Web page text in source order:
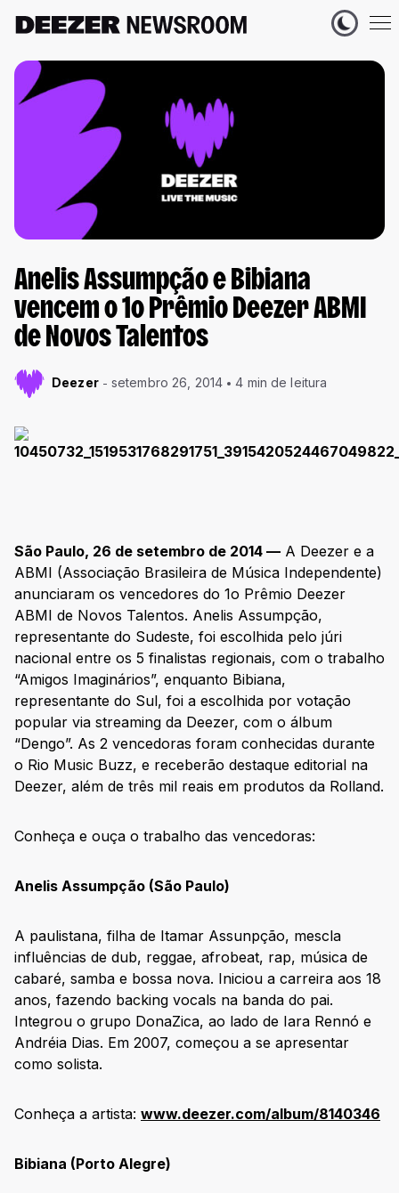
Anelis Assumpção e Bibiana
vencem o 1o Prêmio Deezer ABMI
de Novos Talentos
Deezer setembro 26, 2014 4 min de leitura
São Paulo, 26 de setembro de 2014 — A Deezer e a
ABMI (Associação Brasileira de Música Independente)
anunciaram os vencedores do 1o Prêmio Deezer
ABMI de Novos Talentos. Anelis Assumpção,
representante do Sudeste, foi escolhida pelo júri
nacional entre os 5 finalistas regionais, com o trabalho
“Amigos Imaginários”, enquanto Bibiana,
representante do Sul, foi a escolhida por votação
popular via streaming da Deezer, com o álbum
“Dengo”. As 2 vencedoras foram conhecidas durante
o Rio Music Buzz, e receberão destaque editorial na
Deezer, além de três mil reais em produtos da Rolland.
Conheça e ouça o trabalho das vencedoras:
Anelis Assumpção (São Paulo)
A paulistana, filha de Itamar Assunpção, mescla
influências de dub, reggae, afrobeat, rap, música de
cabaré, samba e bossa nova. Iniciou a carreira aos 18
anos, fazendo backing vocals na banda do pai.
Integrou o grupo DonaZica, ao lado de Iara Rennó e
Andréia Dias. Em 2007, começou a se apresentar
como solista.
Conheça a artista: www.deezer.com/album/8140346
Bibiana (Porto Alegre)